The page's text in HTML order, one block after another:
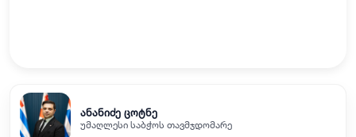
ანანიძე ცოტნე
უმაღლესი საბჭოს თავმჯდომარე